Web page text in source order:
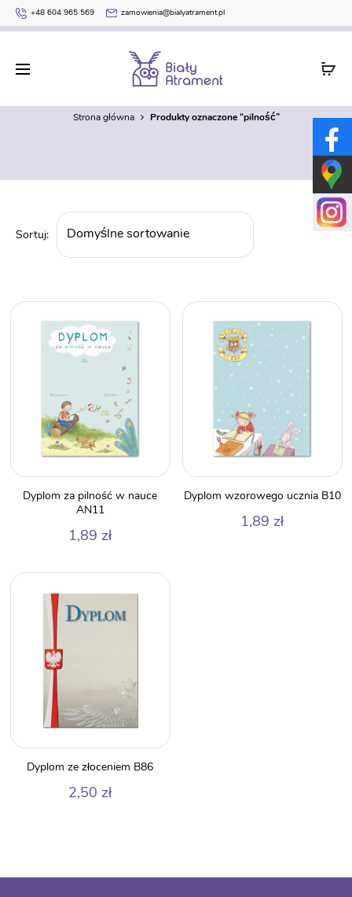
+48 604 965 569 zamowienia@bialyatrament.pl
pilność
Strona główna Produkty oznaczone “pilność”
Dyplom za pilność w nauce
AN11
1,89 zł
Dyplom wzorowego ucznia B10
1,89 zł
Dyplom ze złoceniem B86
2,50 zł